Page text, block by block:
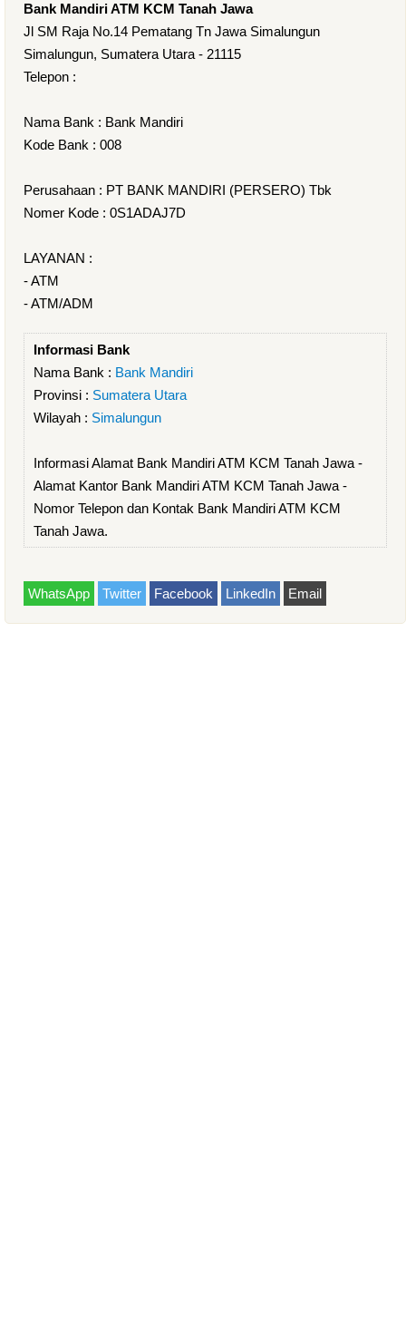
Bank Mandiri ATM KCM Tanah Jawa
Jl SM Raja No.14 Pematang Tn Jawa Simalungun
Simalungun, Sumatera Utara - 21115
Telepon :
Nama Bank : Bank Mandiri
Kode Bank : 008
Perusahaan : PT BANK MANDIRI (PERSERO) Tbk
Nomer Kode : 0S1ADAJ7D
LAYANAN :
- ATM
- ATM/ADM
Informasi Bank
Nama Bank : Bank Mandiri
Provinsi : Sumatera Utara
Wilayah : Simalungun
Informasi Alamat Bank Mandiri ATM KCM Tanah Jawa -
Alamat Kantor Bank Mandiri ATM KCM Tanah Jawa -
Nomor Telepon dan Kontak Bank Mandiri ATM KCM
Tanah Jawa.
WhatsApp Twitter Facebook LinkedIn Email